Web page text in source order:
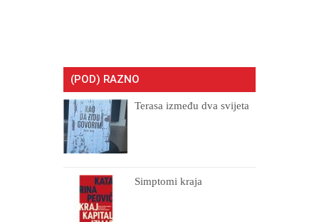
(POD) RAZNO
Terasa između dva svijeta
Simptomi kraja